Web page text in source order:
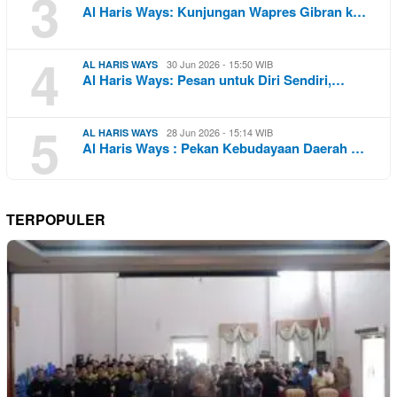
Al Haris Ways: Kunjungan Wapres Gibran k…
4 AL HARIS WAYS 30 Jun 2026 - 15:50 WIB
Al Haris Ways: Pesan untuk Diri Sendiri,…
5 AL HARIS WAYS 28 Jun 2026 - 15:14 WIB
Al Haris Ways : Pekan Kebudayaan Daerah …
TERPOPULER